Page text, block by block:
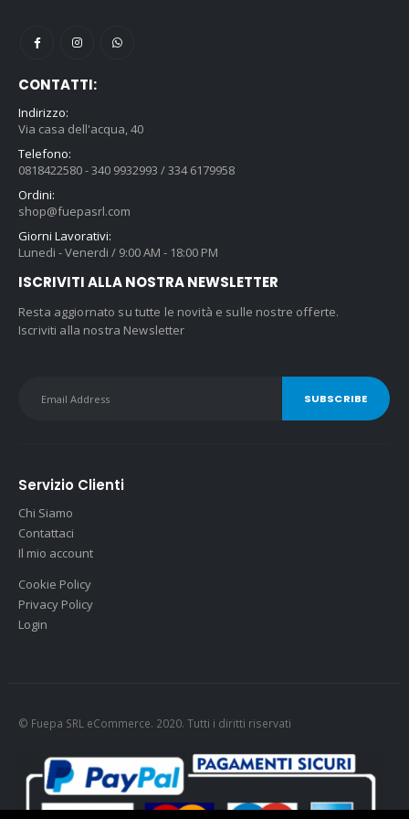
CONTATTI:
Indirizzo:
Via casa dell'acqua, 40
Telefono:
0818422580 - 340 9932993 / 334 6179958
Ordini:
shop@fuepasrl.com
Giorni Lavorativi:
Lunedi - Venerdi / 9:00 AM - 18:00 PM
ISCRIVITI ALLA NOSTRA NEWSLETTER
Resta aggiornato su tutte le novità e sulle nostre offerte.
Iscriviti alla nostra Newsletter
Servizio Clienti
Chi Siamo
Contattaci
Il mio account
Cookie Policy
Privacy Policy
Login
© Fuepa SRL eCommerce. 2020. Tutti i diritti riservati